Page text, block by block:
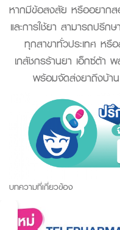
หากมีข้อสงสัย หรืออยากส
และการใช้ยา สามารถปรึก
ทุกสาขาทั่วประเทศ หรื
เภสัชกรร้านยา เอ็กซ์ต้า
พร้อมจัดส่งยาถึงบ้า
บทความที่เกี่ยวข้อง